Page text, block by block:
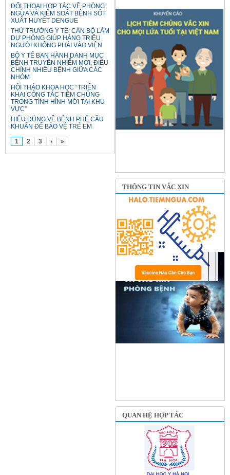
ĐỐI THOẠI HỢP TÁC VỀ PHÒNG
NGỪA VÀ KIỂM SOÁT BỆNH SỐT
XUẤT HUYẾT DENGUE
THỨ TRƯỞNG Y TẾ: CÁN BỘ LÀM
DỰ PHÒNG GIÚP HÀNG TRIỆU
NGƯỜI KHÔNG PHẢI VÀO VIỆN
BỘ Y TẾ BAN HÀNH DANH MỤC
BỆNH TRUYỀN NHIỄM MỚI, ĐIỀU
CHỈNH NHIỀU BỆNH GIỮA CÁC
NHÓM
HỘI THẢO KHOA HỌC “TRIỂN
KHAI CÔNG TÁC TIÊM CHỦNG
TRONG TÌNH HÌNH MỚI TẠI KHU
VỰC”
HIỂU ĐÚNG VỀ BỆNH PHẾ CẦU
KHUẨN ĐỂ BẢO VỆ TRẺ EM
1 2 3 › »
THÔNG TIN VẮC XIN
QUAN HỆ HỢP TÁC